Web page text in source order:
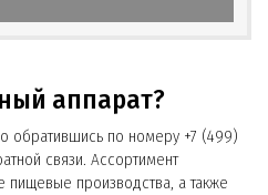
аппарат?
обратившись по номеру +7 (499)
связи. Ассортимент
пищевые производства, а также